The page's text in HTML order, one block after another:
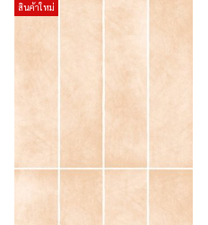
สินค้าใหม่